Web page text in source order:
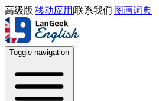
高级版|移动应用 |联系我们|图画词典
Toggle navigation